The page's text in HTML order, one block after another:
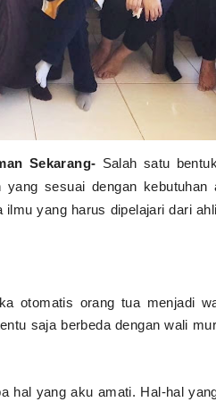
Sekarang- Salah satu
sesuai dengan kebutuhan
yang harus dipelajari dari
otomatis orang tua menjadi
saja berbeda dengan wali
hal yang aku amati. Hal-hal